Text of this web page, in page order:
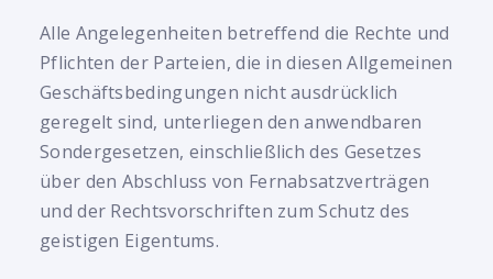
Alle Angelegenheiten betreffend die Rechte und
Pflichten der Parteien, die in diesen Allgemeinen
Geschäftsbedingungen nicht ausdrücklich
geregelt sind, unterliegen den anwendbaren
Sondergesetzen, einschließlich des Gesetzes
über den Abschluss von Fernabsatzverträgen
und der Rechtsvorschriften zum Schutz des
geistigen Eigentums.